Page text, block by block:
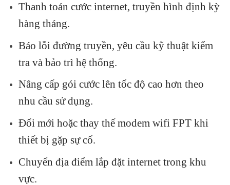
Thanh toán cước internet, truyền hình định kỳ
hàng tháng.
Báo lỗi đường truyền, yêu cầu kỹ thuật kiểm
tra và bảo trì hệ thống.
Nâng cấp gói cước lên tốc độ cao hơn theo
nhu cầu sử dụng.
Đổi mới hoặc thay thế modem wifi FPT khi
thiết bị gặp sự cố.
Chuyển địa điểm lắp đặt internet trong khu
vực.